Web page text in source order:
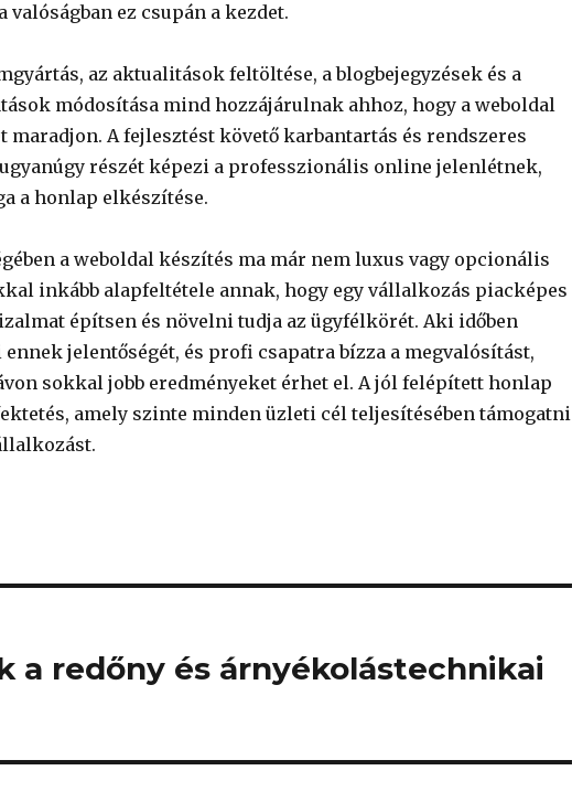
valóságban ez csupán a kezdet.
az aktualitások feltöltése, a blogbejegyzések és a
módosítása mind hozzájárulnak ahhoz, hogy a weboldal
maradjon. A fejlesztést követő karbantartás és rendszeres
részét képezi a professzionális online jelenlétnek,
a honlap elkészítése.
a weboldal készítés ma már nem luxus vagy opcionális
inkább alapfeltétele annak, hogy egy vállalkozás piacképes
építsen és növelni tudja az ügyfélkörét. Aki időben
jelentőségét, és profi csapatra bízza a megvalósítást,
sokkal jobb eredményeket érhet el. A jól felépített honlap
amely szinte minden üzleti cél teljesítésében támogatni
a redőny és árnyékolástechnikai